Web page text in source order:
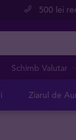
500 lei
Schimb Valutar
Ziarul de